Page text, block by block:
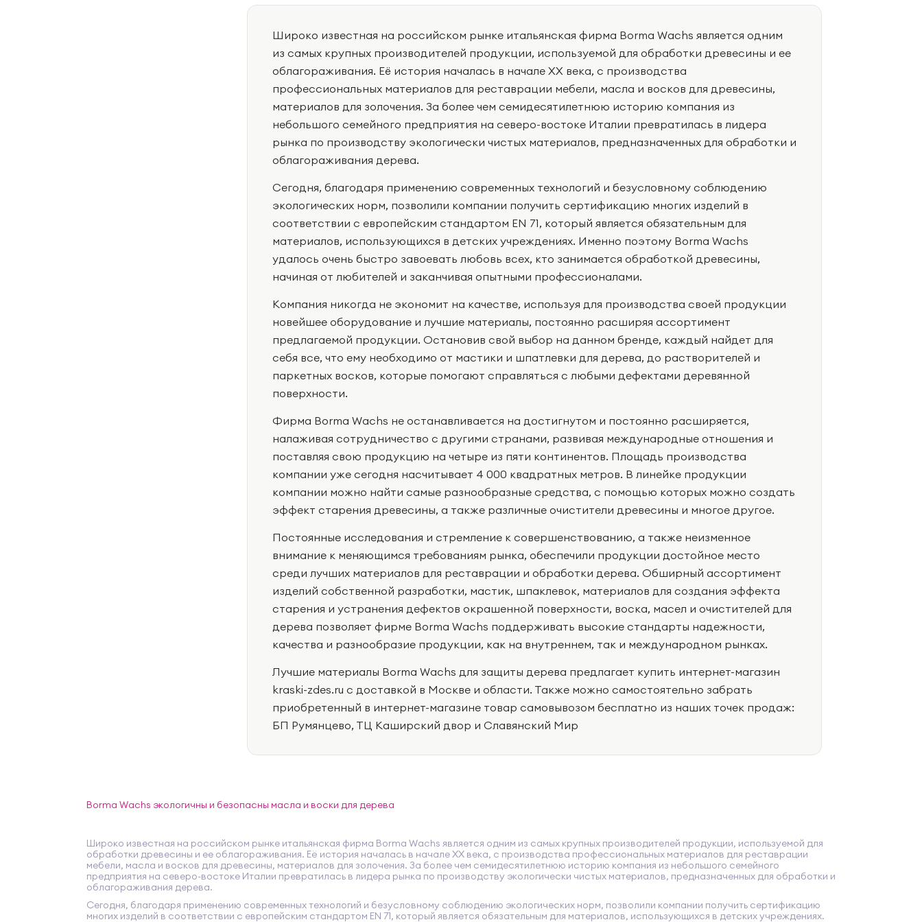
Широко известная на российском рынке итальянская фирма Borma Wachs является одним
из самых крупных производителей продукции, используемой для обработки древесины и ее
облагораживания. Её история началась в начале XX века, с производства
профессиональных материалов для реставрации мебели, масла и восков для древесины,
материалов для золочения. За более чем семидесятилетнюю историю компания из
небольшого семейного предприятия на северо-востоке Италии превратилась в лидера
рынка по производству экологически чистых материалов, предназначенных для обработки и
облагораживания дерева.
Сегодня, благодаря применению современных технологий и безусловному соблюдению
экологических норм, позволили компании получить сертификацию многих изделий в
соответствии с европейским стандартом EN 71, который является обязательным для
материалов, использующихся в детских учреждениях. Именно поэтому Borma Wachs
удалось очень быстро завоевать любовь всех, кто занимается обработкой древесины,
начиная от любителей и заканчивая опытными профессионалами.
Компания никогда не экономит на качестве, используя для производства своей продукции
новейшее оборудование и лучшие материалы, постоянно расширяя ассортимент
предлагаемой продукции. Остановив свой выбор на данном бренде, каждый найдет для
себя все, что ему необходимо от мастики и шпатлевки для дерева, до растворителей и
паркетных восков, которые помогают справляться с любыми дефектами деревянной
поверхности.
Фирма Borma Wachs не останавливается на достигнутом и постоянно расширяется,
налаживая сотрудничество с другими странами, развивая международные отношения и
поставляя свою продукцию на четыре из пяти континентов. Площадь производства
компании уже сегодня насчитывает 4 000 квадратных метров. В линейке продукции
компании можно найти самые разнообразные средства, с помощью которых можно создать
эффект старения древесины, а также различные очистители древесины и многое другое.
Постоянные исследования и стремление к совершенствованию, а также неизменное
внимание к меняющимся требованиям рынка, обеспечили продукции достойное место
среди лучших материалов для реставрации и обработки дерева. Обширный ассортимент
изделий собственной разработки, мастик, шпаклевок, материалов для создания эффекта
старения и устранения дефектов окрашенной поверхности, воска, масел и очистителей для
дерева позволяет фирме Borma Wachs поддерживать высокие стандарты надежности,
качества и разнообразие продукции, как на внутреннем, так и международном рынках.
Лучшие материалы Borma Wachs для защиты дерева предлагает купить интернет-магазин
kraski-zdes.ru с доставкой в Москве и области. Также можно самостоятельно забрать
приобретенный в интернет-магазине товар самовывозом бесплатно из наших точек продаж:
БП Румянцево, ТЦ Каширский двор и Славянский Мир
Borma Wachs экологичны и безопасны масла и воски для дерева
Широко известная на российском рынке итальянская фирма Borma Wachs является одним из самых крупных производителей продукции, используемой для
обработки древесины и ее облагораживания. Её история началась в начале XX века, с производства профессиональных материалов для реставрации
мебели, масла и восков для древесины, материалов для золочения. За более чем семидесятилетнюю историю компания из небольшого семейного
предприятия на северо-востоке Италии превратилась в лидера рынка по производству экологически чистых материалов, предназначенных для обработки и
облагораживания дерева.
Сегодня, благодаря применению современных технологий и безусловному соблюдению экологических норм, позволили компании получить сертификацию
многих изделий в соответствии с европейским стандартом EN 71, который является обязательным для материалов, использующихся в детских учреждениях.